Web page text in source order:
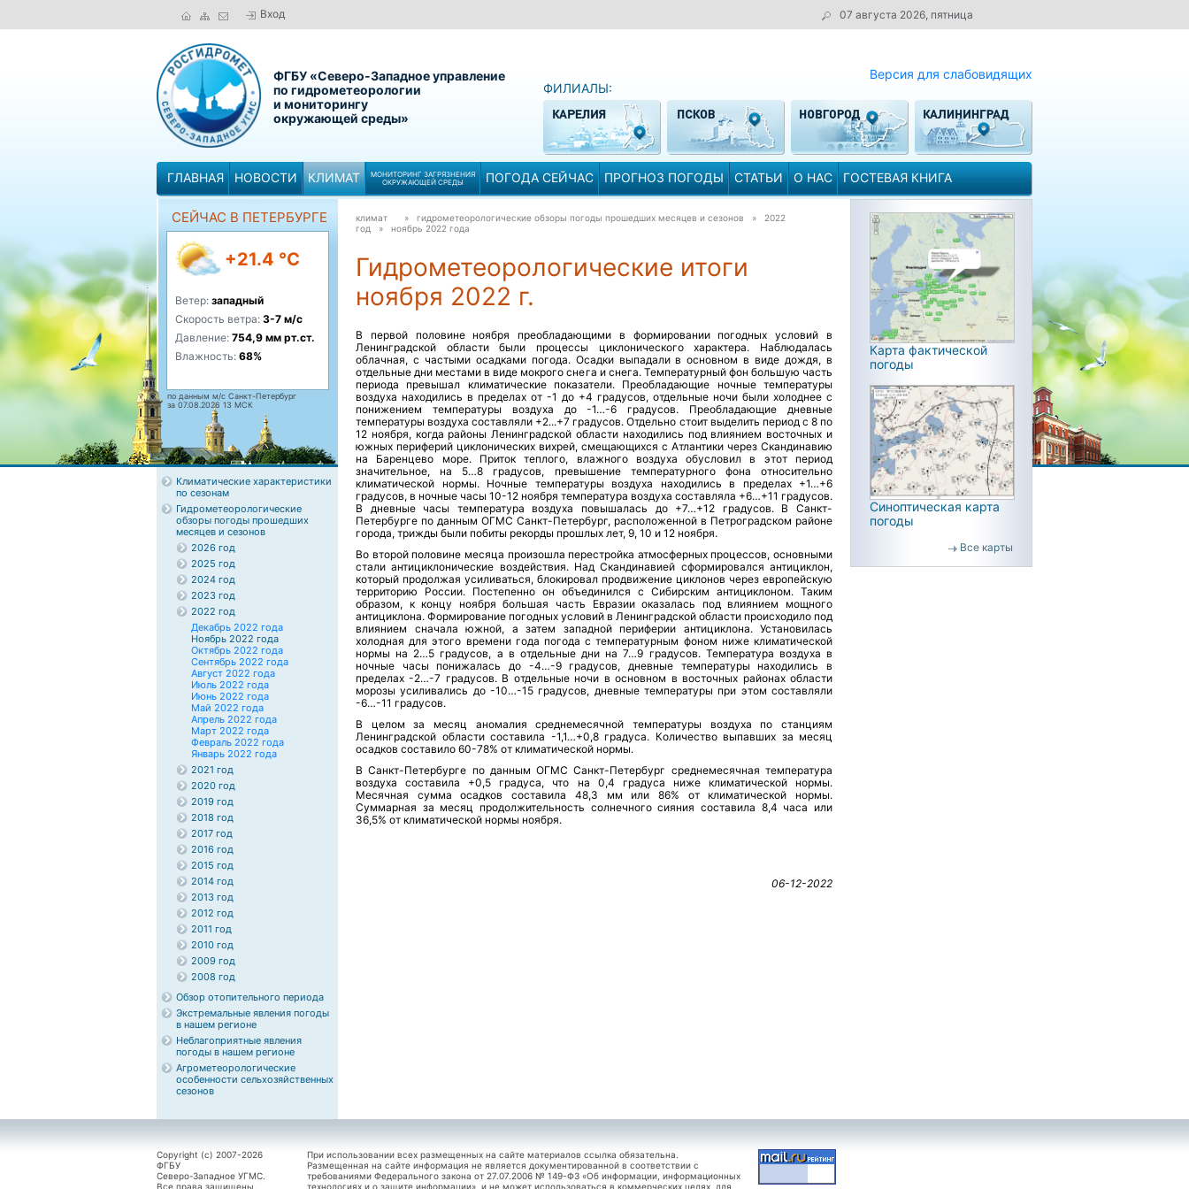
Вход 07 августа 2026, пятница
ФГБУ «Северо-Западное управление
по гидрометеорологии
и мониторингу
окружающей среды»
Версия для слабовидящих
ФИЛИАЛЫ:
ГЛАВНАЯ НОВОСТИ КЛИМАТ
МОНИТОРИНГ ЗАГРЯЗНЕНИЯ
ОКРУЖАЮЩЕЙ СРЕДЫ
ПОГОДА СЕЙЧАС ПРОГНОЗ ПОГОДЫ СТАТЬИ О НАС ГОСТЕВАЯ КНИГА
СЕЙЧАС В ПЕТЕРБУРГЕ
+21.4 °C
Ветер: западный
Скорость ветра: 3-7 м/с
Давление: 754,9 мм рт.ст.
Влажность: 68%
по данным м/с Санкт-Петербург
за 07.08.2026 13 МСК
Климатические характеристики
по сезонам
Гидрометеорологические
обзоры погоды прошедших
месяцев и сезонов
2026 год
2025 год
2024 год
2023 год
2022 год
Декабрь 2022 года
Ноябрь 2022 года
Октябрь 2022 года
Сентябрь 2022 года
Август 2022 года
Июль 2022 года
Июнь 2022 года
Май 2022 года
Апрель 2022 года
Март 2022 года
Февраль 2022 года
Январь 2022 года
2021 год
2020 год
2019 год
2018 год
2017 год
2016 год
2015 год
2014 год
2013 год
2012 год
2011 год
2010 год
2009 год
2008 год
Обзор отопительного периода
Экстремальные явления погоды
в нашем регионе
Неблагоприятные явления
погоды в нашем регионе
Агрометеорологические
особенности сельхозяйственных
сезонов
климат
» гидрометеорологические обзоры погоды прошедших месяцев и сезонов » 2022
год » ноябрь 2022 года
Гидрометеорологические итоги
ноября 2022 г.
В первой половине ноября преобладающими в формировании погодных условий в
Ленинградской области были процессы циклонического характера. Наблюдалась
облачная, с частыми осадками погода. Осадки выпадали в основном в виде дождя, в
отдельные дни местами в виде мокрого снега и снега. Температурный фон большую часть
периода превышал климатические показатели. Преобладающие ночные температуры
воздуха находились в пределах от -1 до +4 градусов, отдельные ночи были холоднее с
понижением температуры воздуха до -1…-6 градусов. Преобладающие дневные
температуры воздуха составляли +2...+7 градусов. Отдельно стоит выделить период с 8 по
12 ноября, когда районы Ленинградской области находились под влиянием восточных и
южных периферий циклонических вихрей, смещающихся с Атлантики через Скандинавию
на Баренцево море. Приток теплого, влажного воздуха обусловил в этот период
значительное, на 5…8 градусов, превышение температурного фона относительно
климатической нормы. Ночные температуры воздуха находились в пределах +1…+6
градусов, в ночные часы 10-12 ноября температура воздуха составляла +6…+11 градусов.
В дневные часы температура воздуха повышалась до +7…+12 градусов. В Санкт-
Петербурге по данным ОГМС Санкт-Петербург, расположенной в Петроградском районе
города, трижды были побиты рекорды прошлых лет, 9, 10 и 12 ноября.
Во второй половине месяца произошла перестройка атмосферных процессов, основными
стали антициклонические воздействия. Над Скандинавией сформировался антициклон,
который продолжая усиливаться, блокировал продвижение циклонов через европейскую
территорию России. Постепенно он объединился с Сибирским антициклоном. Таким
образом, к концу ноября большая часть Евразии оказалась под влиянием мощного
антициклона. Формирование погодных условий в Ленинградской области происходило под
влиянием сначала южной, а затем западной периферии антициклона. Установилась
холодная для этого времени года погода с температурным фоном ниже климатической
нормы на 2…5 градусов, а в отдельные дни на 7…9 градусов. Температура воздуха в
ночные часы понижалась до -4…-9 градусов, дневные температуры находились в
пределах -2…-7 градусов. В отдельные ночи в основном в восточных районах области
морозы усиливались до -10…-15 градусов, дневные температуры при этом составляли
-6…-11 градусов.
В целом за месяц аномалия среднемесячной температуры воздуха по станциям
Ленинградской области составила -1,1…+0,8 градуса. Количество выпавших за месяц
осадков составило 60-78% от климатической нормы.
В Санкт-Петербурге по данным ОГМС Санкт-Петербург среднемесячная температура
воздуха составила +0,5 градуса, что на 0,4 градуса ниже климатической нормы.
Месячная сумма осадков составила 48,3 мм или 86% от климатической нормы.
Суммарная за месяц продолжительность солнечного сияния составила 8,4 часа или
36,5% от климатической нормы ноября.
06-12-2022
Карта фактической
погоды
Синоптическая карта
погоды
Все карты
Copyright (c) 2007-2026
ФГБУ
Северо-Западное УГМС.
Все права защищены.
При использовании всех размещенных на сайте материалов ссылка обязательна.
Размещенная на сайте информация не является документированной в соответствии с
требованиями Федерального закона от 27.07.2006 № 149-ФЗ «Об информации, информационных
технологиях и о защите информации», и не может использоваться в коммерческих целях, для